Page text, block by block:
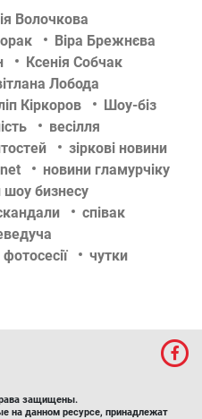
Волочкова
Віра Брежнєва
Ксенія Собчак
Лобода
Кіркоров
Шоу-біз
весілля
зіркові новини
новини гламурчіку
шоу бизнесу
співак
фотосесії чутки
защищены.
на данном ресурсе, принадлежат